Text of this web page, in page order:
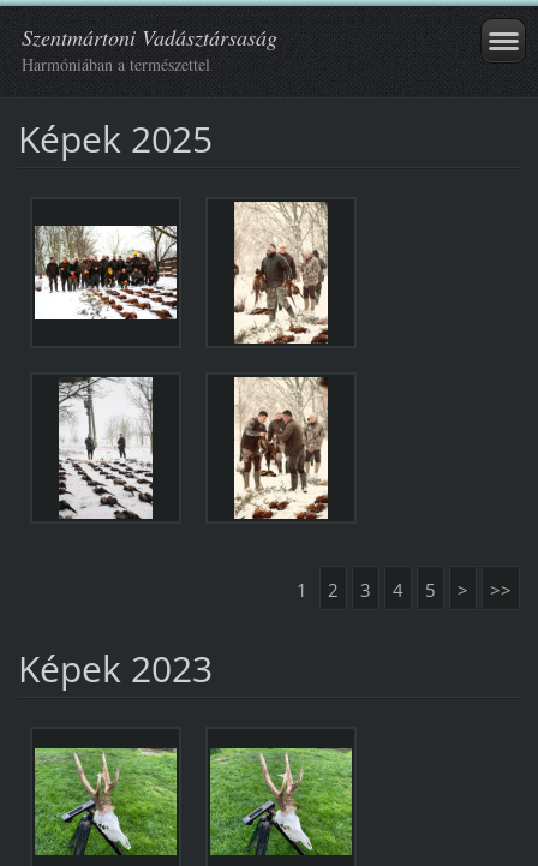
Szentmártoni Vadásztársaság
Harmóniában a természettel
Képek 2025
1 2 3 4 5 > >>
Képek 2023